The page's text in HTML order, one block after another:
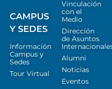
CAMPUS
Y SEDES
Información
Campus y
Sedes
Tour Virtual
Vinculación
con el
Medio
Dirección
de Asuntos
Alumni
Noticias
Eventos